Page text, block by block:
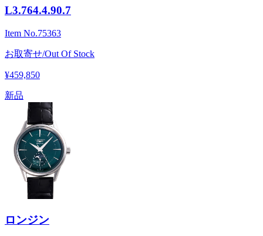
L3.764.4.90.7
Item No.75363
お取寄せ/Out Of Stock
¥459,850
新品
ロンジン